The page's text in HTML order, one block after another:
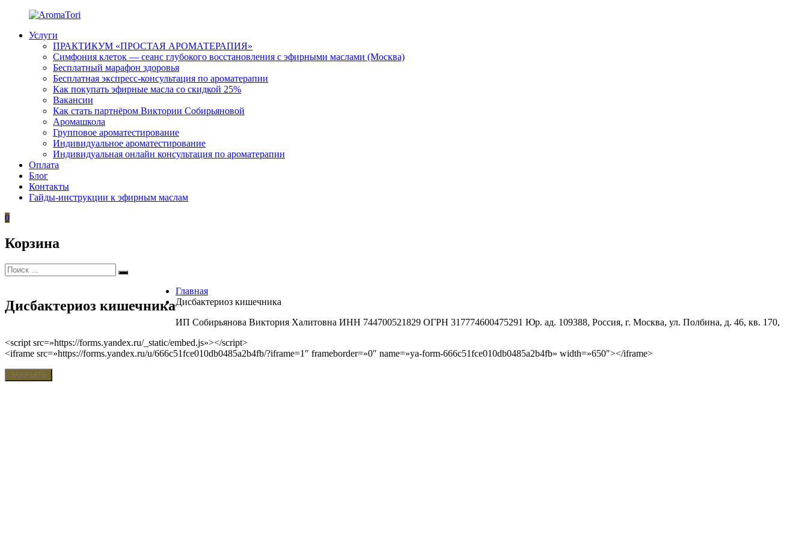
Перейти
содержимому
AromaTori
Эфирные
dōTERRA
Услуги
ПРАКТИКУМ «ПРОСТАЯ АРОМАТЕРАПИЯ»
Симфония клеток — сеанс глубокого восстановления с эфирными маслами (Москва)
Бесплатный марафон здоровья
Бесплатная экспресс-консультация по ароматерапии
Как покупать эфирные масла со скидкой 25%
Вакансии
Как стать партнёром Виктории Собирьяновой
Аромашкола
Групповое ароматестирование
Индивидуальное ароматестирование
Индивидуальная онлайн консультация по ароматерапии
Оплата
Блог
Контакты
Гайды-инструкции к эфирным маслам
0
Корзина
Искать:
Поиск
Дисбактериоз кишечника
Главная
Дисбактериоз кишечника
ИП Собирьянова Виктория Халитовна ИНН 744700521829 ОГРН 317774600475291 Юр. ад. 109388, Россия, г. Москва, ул. Полбина, д. 46, кв. 170,
<script src=»https://forms.yandex.ru/_static/embed.js»></script>
<iframe src=»https://forms.yandex.ru/u/666c51fce010db0485a2b4fb/?iframe=1″ frameborder=»0″ name=»ya-form-666c51fce010db0485a2b4fb» width=»650″></iframe>
ЗАКРЫТЬ